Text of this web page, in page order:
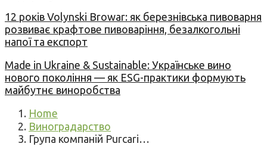
12 років Volynski Browar: як березнівська пивоварня
розвиває крафтове пивоваріння, безалкогольні
напої та експорт
Made in Ukraine & Sustainable: Українське вино
нового покоління — як ESG-практики формують
майбутнє виноробства
Home
Виноградарство
Група компаній Purcari…